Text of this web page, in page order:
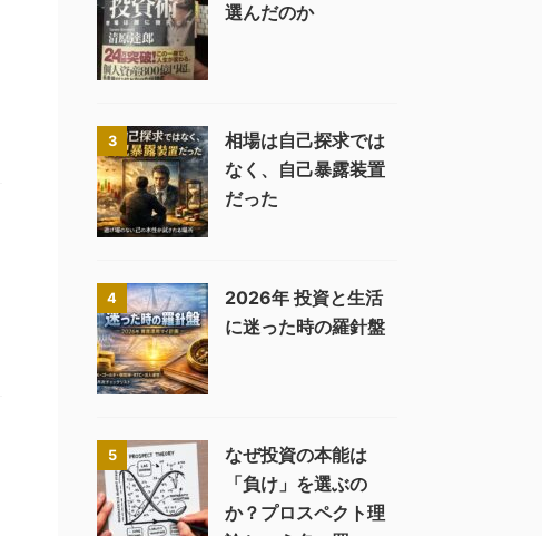
選んだのか
3
相場は自己探求では
なく、自己暴露装置
だった
4
2026年 投資と生活
に迷った時の羅針盤
5
なぜ投資の本能は
「負け」を選ぶの
か？プロスペクト理